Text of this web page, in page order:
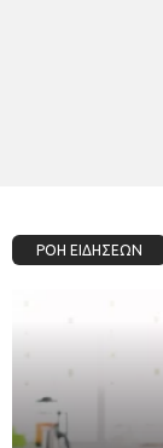
ΡΟΗ ΕΙΔΗΣΕΩΝ